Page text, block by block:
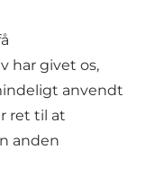
har givet os,
anvendt
ret til at
anden